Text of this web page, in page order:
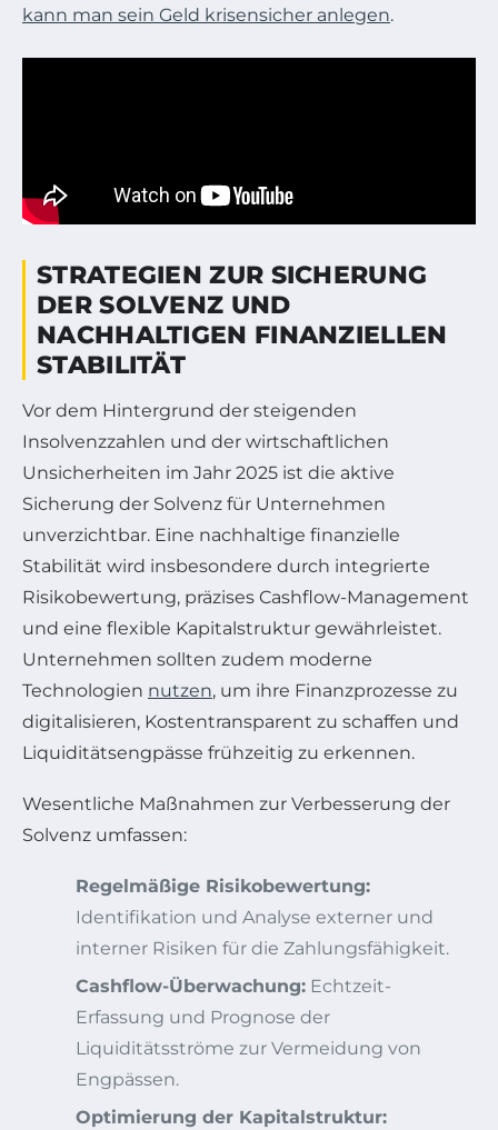
kann man sein Geld krisensicher anlegen.
STRATEGIEN ZUR SICHERUNG
DER SOLVENZ UND
NACHHALTIGEN FINANZIELLEN
STABILITÄT
Vor dem Hintergrund der steigenden
Insolvenzzahlen und der wirtschaftlichen
Unsicherheiten im Jahr 2025 ist die aktive
Sicherung der Solvenz für Unternehmen
unverzichtbar. Eine nachhaltige finanzielle
Stabilität wird insbesondere durch integrierte
Risikobewertung, präzises Cashflow-Management
und eine flexible Kapitalstruktur gewährleistet.
Unternehmen sollten zudem moderne
Technologien nutzen, um ihre Finanzprozesse zu
digitalisieren, Kostentransparent zu schaffen und
Liquiditätsengpässe frühzeitig zu erkennen.
Wesentliche Maßnahmen zur Verbesserung der
Solvenz umfassen:
Regelmäßige Risikobewertung:
Identifikation und Analyse externer und
interner Risiken für die Zahlungsfähigkeit.
Cashflow-Überwachung: Echtzeit-
Erfassung und Prognose der
Liquiditätsströme zur Vermeidung von
Engpässen.
Optimierung der Kapitalstruktur: